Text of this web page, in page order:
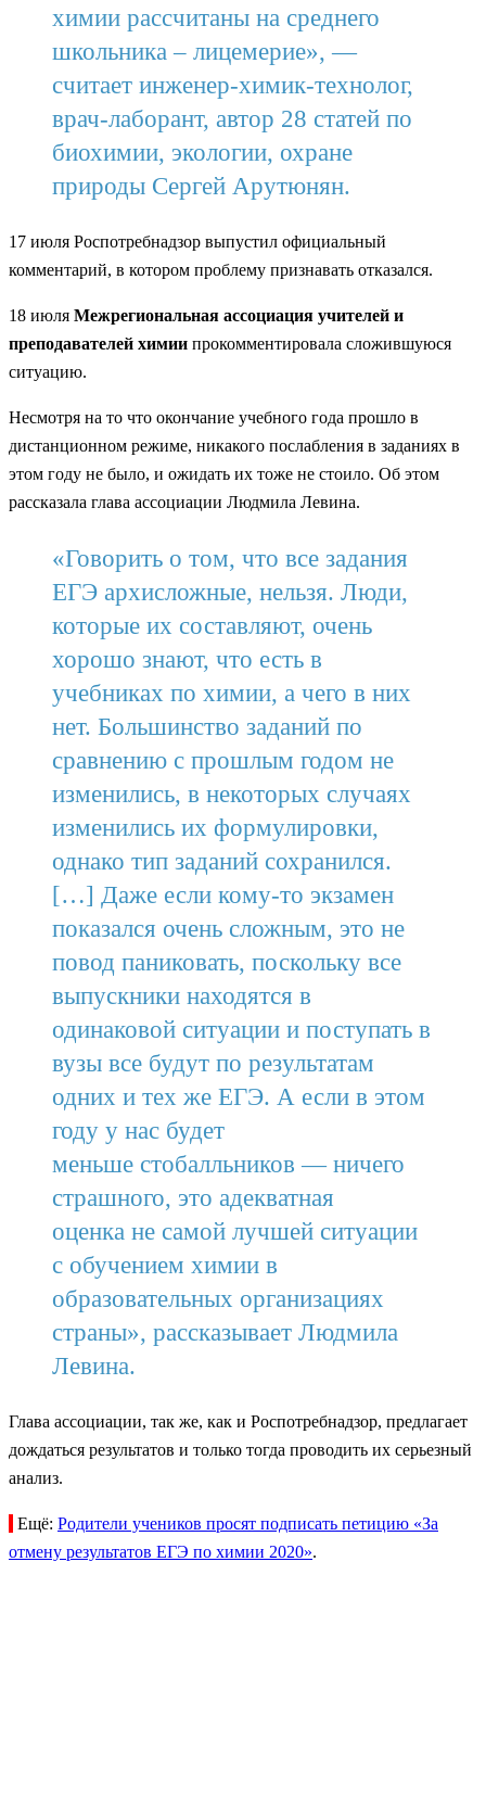
химии рассчитаны на среднего
школьника – лицемерие», —
считает инженер-химик-технолог,
врач-лаборант, автор 28 статей по
биохимии, экологии, охране
природы Сергей Арутюнян.
17 июля Роспотребнадзор выпустил официальный
комментарий, в котором проблему признавать отказался.
18 июля Межрегиональная ассоциация учителей и
преподавателей химии прокомментировала сложившуюся
ситуацию.
Несмотря на то что окончание учебного года прошло в
дистанционном режиме, никакого послабления в заданиях в
этом году не было, и ожидать их тоже не стоило. Об этом
рассказала глава ассоциации Людмила Левина.
«Говорить о том, что все задания
ЕГЭ архисложные, нельзя. Люди,
которые их составляют, очень
хорошо знают, что есть в
учебниках по химии, а чего в них
нет. Большинство заданий по
сравнению с прошлым годом не
изменились, в некоторых случаях
изменились их формулировки,
однако тип заданий сохранился.
[…] Даже если кому-то экзамен
показался очень сложным, это не
повод паниковать, поскольку все
выпускники находятся в
одинаковой ситуации и поступать в
вузы все будут по результатам
одних и тех же ЕГЭ. А если в этом
году у нас будет
меньше стобалльников — ничего
страшного, это адекватная
оценка не самой лучшей ситуации
с обучением химии в
образовательных организациях
страны», рассказывает Людмила
Левина.
Глава ассоциации, так же, как и Роспотребнадзор, предлагает
дождаться результатов и только тогда проводить их серьезный
анализ.
Ещё: Родители учеников просят подписать петицию «За
отмену результатов ЕГЭ по химии 2020».